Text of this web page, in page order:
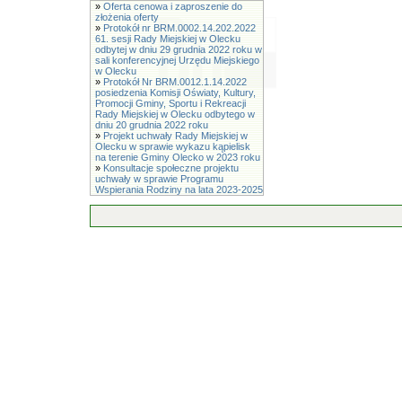
» Oferta cenowa i zaproszenie do
złożenia oferty
» Protokół nr BRM.0002.14.202.2022
61. sesji Rady Miejskiej w Olecku
odbytej w dniu 29 grudnia 2022 roku w
sali konferencyjnej Urzędu Miejskiego
w Olecku
» Protokół Nr BRM.0012.1.14.2022
posiedzenia Komisji Oświaty, Kultury,
Promocji Gminy, Sportu i Rekreacji
Rady Miejskiej w Olecku odbytego w
dniu 20 grudnia 2022 roku
» Projekt uchwały Rady Miejskiej w
Olecku w sprawie wykazu kąpielisk
na terenie Gminy Olecko w 2023 roku
» Konsultacje społeczne projektu
uchwały w sprawie Programu
Wspierania Rodziny na lata 2023-2025